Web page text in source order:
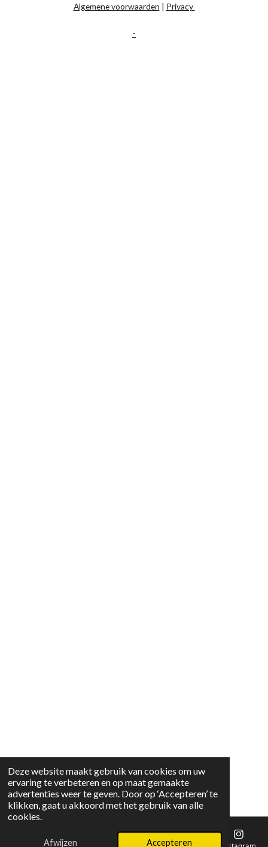
Deze website maakt gebruik van cookies om uw
ervaring te verbeteren en op maat gemaakte
advertenties weer te geven. Door op ‘Accepteren’ te
klikken, gaat u akkoord met het gebruik van alle
cookies.
Afwijzen Accepteren
Algemene voorwaarden | Privacy
-